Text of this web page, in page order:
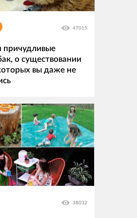
47015
причудливые
о существовании
вы даже не
38032